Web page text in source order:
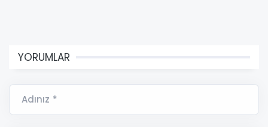
YORUMLAR
Adınız *